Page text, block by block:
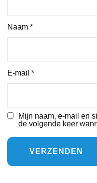
Naam *
E-mail *
Mijn naam, e-mail en
de volgende keer